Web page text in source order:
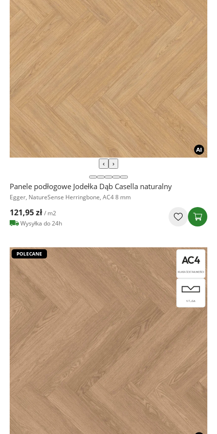
‹ ›
Panele podłogowe Jodełka Dąb Casella naturalny
Egger, NatureSense Herringbone, AC4 8 mm
121,95 zł / m2
Wysyłka do 24h
POLECANE